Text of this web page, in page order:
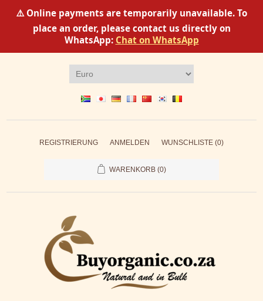
⚠️ Online payments are temporarily unavailable. To
place an order, please contact us directly on
WhatsApp: Chat on WhatsApp
REGISTRIERUNG ANMELDEN WUNSCHLISTE (0)
WARENKORB (0)